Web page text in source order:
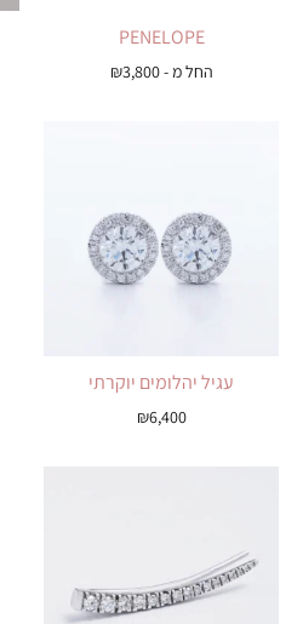
PENELOPE
החל מ - ₪3,800
עגיל יהלומים יוקרתי
₪6,400